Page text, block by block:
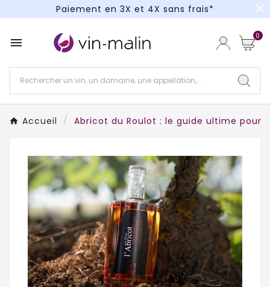
Paiement en 3X et 4X sans frais*
Paiement en 3X et 4X sans frais*
close
 0
Accueil Abricot du Roulot : le guide ultime